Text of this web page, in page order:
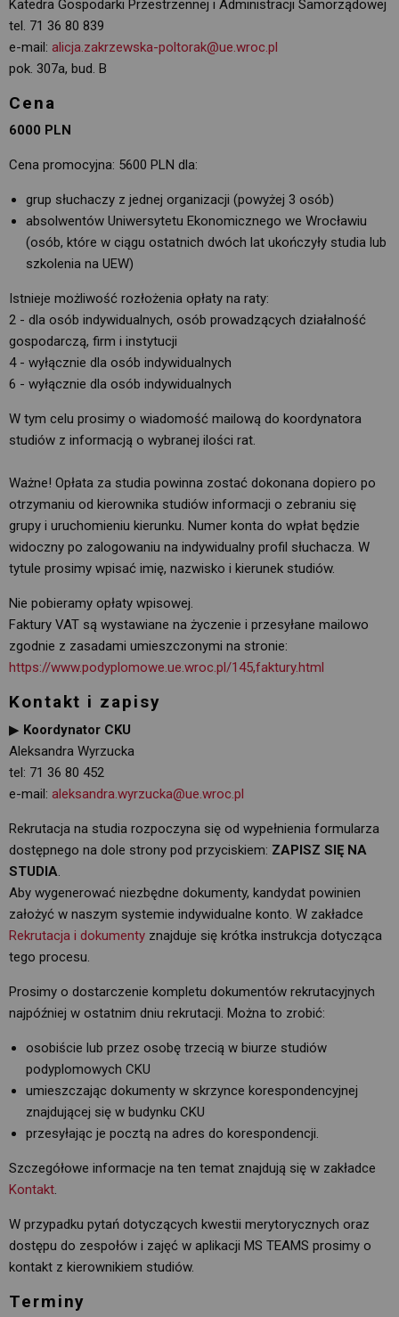
Katedra Gospodarki Przestrzennej i Administracji Samorządowej
tel. 71 36 80 839
e-mail: alicja.zakrzewska-poltorak@ue.wroc.pl
pok. 307a, bud. B
Cena
6000 PLN
Cena promocyjna: 5600 PLN dla:
grup słuchaczy z jednej organizacji (powyżej 3 osób)
absolwentów Uniwersytetu Ekonomicznego we Wrocławiu
(osób, które w ciągu ostatnich dwóch lat ukończyły studia lub
szkolenia na UEW)
Istnieje możliwość rozłożenia opłaty na raty:
2 - dla osób indywidualnych, osób prowadzących działalność
gospodarczą, firm i instytucji
4 - wyłącznie dla osób indywidualnych
6 - wyłącznie dla osób indywidualnych
W tym celu prosimy o wiadomość mailową do koordynatora
studiów z informacją o wybranej ilości rat.
Ważne! Opłata za studia powinna zostać dokonana dopiero po
otrzymaniu od kierownika studiów informacji o zebraniu się
grupy i uruchomieniu kierunku. Numer konta do wpłat będzie
widoczny po zalogowaniu na indywidualny profil słuchacza. W
tytule prosimy wpisać imię, nazwisko i kierunek studiów.
Nie pobieramy opłaty wpisowej.
Faktury VAT są wystawiane na życzenie i przesyłane mailowo
zgodnie z zasadami umieszczonymi na stronie:
https://www.podyplomowe.ue.wroc.pl/145,faktury.html
Kontakt i zapisy
▶ Koordynator CKU
Aleksandra Wyrzucka
tel: 71 36 80 452
e-mail: aleksandra.wyrzucka@ue.wroc.pl
Rekrutacja na studia rozpoczyna się od wypełnienia formularza
dostępnego na dole strony pod przyciskiem: ZAPISZ SIĘ NA
STUDIA.
Aby wygenerować niezbędne dokumenty, kandydat powinien
założyć w naszym systemie indywidualne konto. W zakładce
Rekrutacja i dokumenty znajduje się krótka instrukcja dotycząca
tego procesu.
Prosimy o dostarczenie kompletu dokumentów rekrutacyjnych
najpóźniej w ostatnim dniu rekrutacji. Można to zrobić:
osobiście lub przez osobę trzecią w biurze studiów
podyplomowych CKU
umieszczając dokumenty w skrzynce korespondencyjnej
znajdującej się w budynku CKU
przesyłając je pocztą na adres do korespondencji.
Szczegółowe informacje na ten temat znajdują się w zakładce
Kontakt.
W przypadku pytań dotyczących kwestii merytorycznych oraz
dostępu do zespołów i zajęć w aplikacji MS TEAMS prosimy o
kontakt z kierownikiem studiów.
Terminy